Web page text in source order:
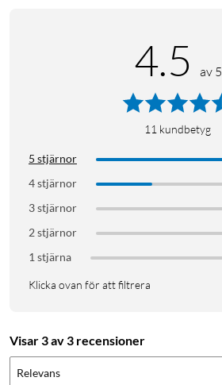
4.5 av 5
11 kundbetyg
5 stjärnor
4 stjärnor
3 stjärnor
2 stjärnor
1 stjärna
Klicka ovan för att filtrera
Visar 3 av 3 recensioner
Relevans